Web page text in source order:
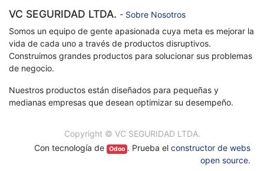
VC SEGURIDAD LTDA. - Sobre Nosotros
Somos un equipo de gente apasionada cuya meta es mejorar la
vida de cada uno a través de productos disruptivos.
Construimos grandes productos para solucionar sus problemas
de negocio.
Nuestros productos están diseñados para pequeñas y
medianas empresas que desean optimizar su desempeño.
Copyright © VC SEGURIDAD LTDA.
Con tecnología de
Odoo . Prueba el constructor de webs
open source.